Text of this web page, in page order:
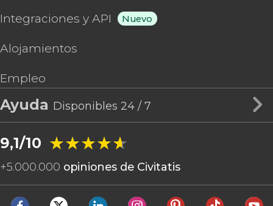
Integraciones y API Nuevo
Alojamientos
Empleo
Ayuda Disponibles 24 / 7
9,1/10 ★★★★★
★★★★★
+5.000.000 opiniones de Civitatis